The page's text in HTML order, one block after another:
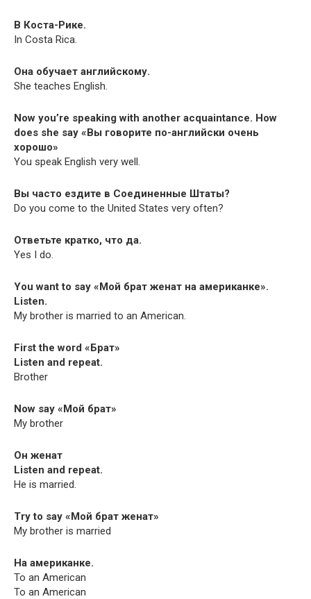
В Коста-Рике.
In Cos­ta Rica.
Она обучает английскому.
She teach­es English.
Now you’re speak­ing with anoth­er acquain­tance. How
does she say «Вы говорите по-английски очень
хорошо»
You speak Eng­lish very well.
Вы часто ездите в Соединенные Штаты?
Do you come to the Unit­ed States very often?
Ответьте кратко, что да.
Yes I do.
You want to say «Мой брат женат на американке».
Listen.
My broth­er is mar­ried to an American.
First the word «Брат»
Lis­ten and repeat.
Brother
Now say «Мой брат»
My brother
Он женат
Lis­ten and repeat.
He is married.
Try to say «Мой брат женат»
My broth­er is married
На американке.
To an American
To an American